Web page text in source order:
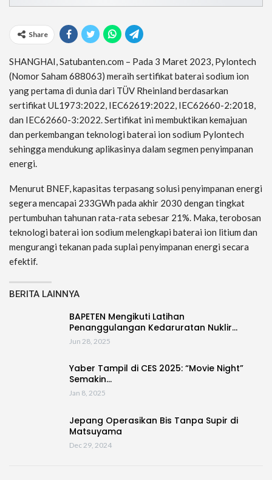
Share
SHANGHAI, Satubanten.com – Pada 3 Maret 2023, Pylontech
(Nomor Saham 688063) meraih sertifikat baterai sodium ion
yang pertama di dunia dari TÜV Rheinland berdasarkan
sertifikat UL1973:2022, IEC62619:2022, IEC62660-2:2018,
dan IEC62660-3:2022. Sertifikat ini membuktikan kemajuan
dan perkembangan teknologi baterai ion sodium Pylontech
sehingga mendukung aplikasinya dalam segmen penyimpanan
energi.
Menurut BNEF, kapasitas terpasang solusi penyimpanan energi
segera mencapai 233GWh pada akhir 2030 dengan tingkat
pertumbuhan tahunan rata-rata sebesar 21%. Maka, terobosan
teknologi baterai ion sodium melengkapi baterai ion litium dan
mengurangi tekanan pada suplai penyimpanan energi secara
efektif.
BERITA LAINNYA
BAPETEN Mengikuti Latihan
Penanggulangan Kedaruratan Nuklir…
Jun 28, 2025
Yaber Tampil di CES 2025: “Movie Night”
Semakin…
Jan 8, 2025
Jepang Operasikan Bis Tanpa Supir di
Matsuyama
Dec 29, 2024